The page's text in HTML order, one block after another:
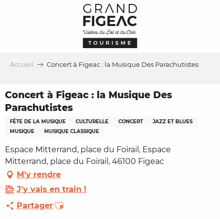
Accueil Concert à Figeac : la Musique Des Parachutistes
Concert à Figeac : la Musique Des
Parachutistes
FÊTE DE LA MUSIQUE CULTURELLE CONCERT
JAZZ ET BLUES
MUSIQUE
MUSIQUE CLASSIQUE
Espace Mitterrand, place du Foirail, Espace
Mitterrand, place du Foirail, 46100 Figeac
M'y rendre
J'y vais en train !
PartagerAjouter aux favoris